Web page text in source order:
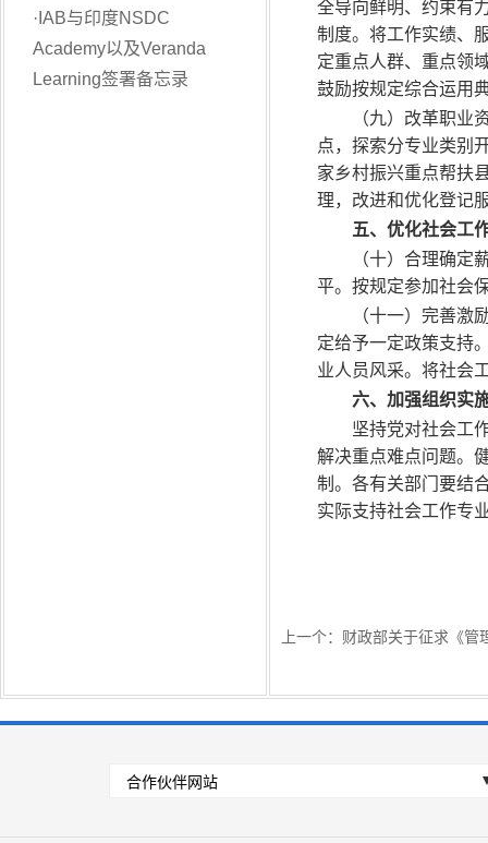
· IAB与印度NSDC
Academy以及Veranda
Learning签署备忘录
全导向鲜明、约束有
制度。将工作实绩、
定重点人群、重点领
鼓励按规定综合运用
（九）改革职业
点，探索分专业类别
家乡村振兴重点帮扶
理，改进和优化登记
五、优化社会工
（十）合理确定
平。按规定参加社会
（十一）完善激
定给予一定政策支持
业人员风采。将社会
六、加强组织实
坚持党对社会工
解决重点难点问题。
制。各有关部门要结
实际支持社会工作专
上一个： 财政部关于征求《